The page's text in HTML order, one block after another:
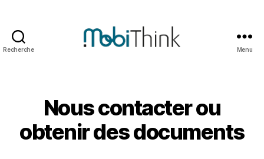
Recherche Menu
Nous contacter ou
obtenir des documents